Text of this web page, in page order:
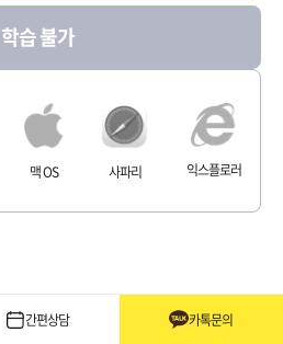
학습 불가
맥 OS 사파리 익스플로러
간편상담 카톡문의